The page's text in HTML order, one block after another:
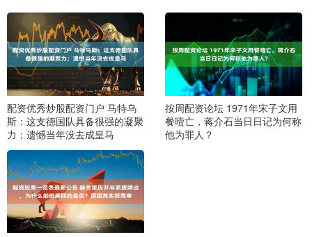
配资优秀炒股配资门户 马特乌
斯：这支德国队具备很强的凝聚
力；遗憾当年没去成皇马
按周配资论坛 1971年宋子文用
餐噎亡，蒋介石当日日记为何称
他为罪人？